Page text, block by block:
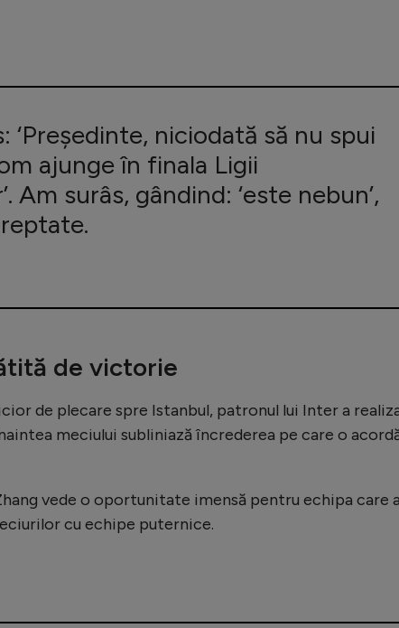
‘Președinte, niciodată să nu spui
ajunge în finala Ligii
Am surâs, gândind: ‘este nebun’,
de victorie
de plecare spre Istanbul, patronul lui Inter a
meciului subliniază încrederea pe care o
vede o oportunitate imensă pentru echipa care
cu echipe puternice.